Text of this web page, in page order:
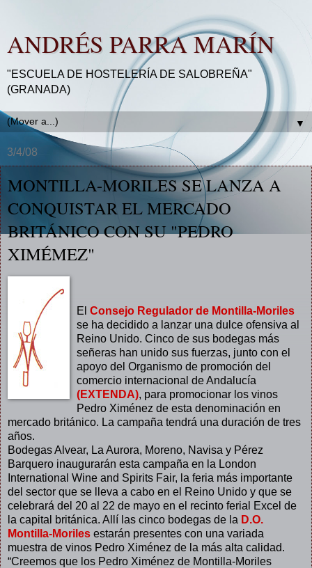
ANDRÉS PARRA MARÍN
"ESCUELA DE HOSTELERÍA DE SALOBREÑA"
(GRANADA)
▼
3/4/08
MONTILLA-MORILES SE LANZA A
CONQUISTAR EL MERCADO
BRITÁNICO CON SU "PEDRO
XIMÉMEZ"
El Consejo Regulador de Montilla-Moriles
se ha decidido a lanzar una dulce ofensiva al
Reino Unido. Cinco de sus bodegas más
señeras han unido sus fuerzas, junto con el
apoyo del Organismo de promoción del
comercio internacional de Andalucía
(EXTENDA), para promocionar los vinos
Pedro Ximénez de esta denominación en
mercado británico. La campaña tendrá una duración de tres
años.
Bodegas Alvear, La Aurora, Moreno, Navisa y Pérez
Barquero inaugurarán esta campaña en la London
International Wine and Spirits Fair, la feria más importante
del sector que se lleva a cabo en el Reino Unido y que se
celebrará del 20 al 22 de mayo en el recinto ferial Excel de
la capital británica. Allí las cinco bodegas de la D.O.
Montilla-Moriles estarán presentes con una variada
muestra de vinos Pedro Ximénez de la más alta calidad.
“Creemos que los Pedro Ximénez de Montilla-Moriles